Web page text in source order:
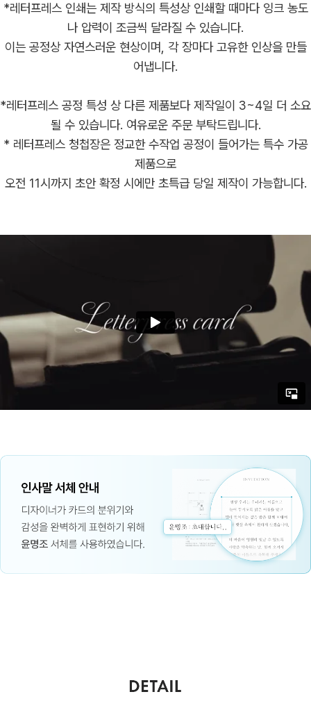
*레터프레스 인쇄는 제작 방식의 특성상 인쇄할 때마다 잉크 농도
나 압력이 조금씩 달라질 수 있습니다.
이는 공정상 자연스러운 현상이며, 각 장마다 고유한 인상을 만들
어냅니다.
*레터프레스 공정 특성 상 다른 제품보다 제작일이 3~4일 더 소요
될 수 있습니다. 여유로운 주문 부탁드립니다.
* 레터프레스 청첩장은 정교한 수작업 공정이 들어가는 특수 가공
제품으로